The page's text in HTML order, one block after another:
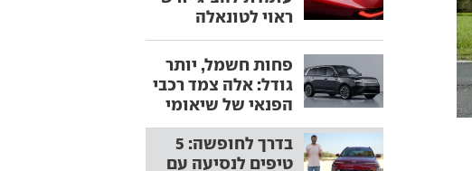
ראוי לטונאלה
פחות חשמל, יותר
גודל: אלה צמד רכבי
הפנאי של שיאומי
בדרך לחופשה: 5
טיפים לנסיעה עם